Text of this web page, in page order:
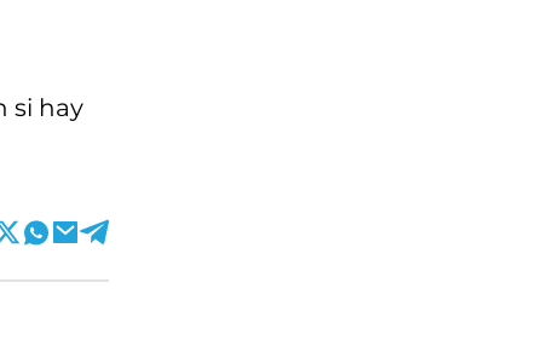
si hay